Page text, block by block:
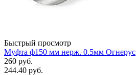
Быстрый просмотр
Муфта ф150 мм нерж. 0.5мм Огнерус
260 руб.
244.40 руб.